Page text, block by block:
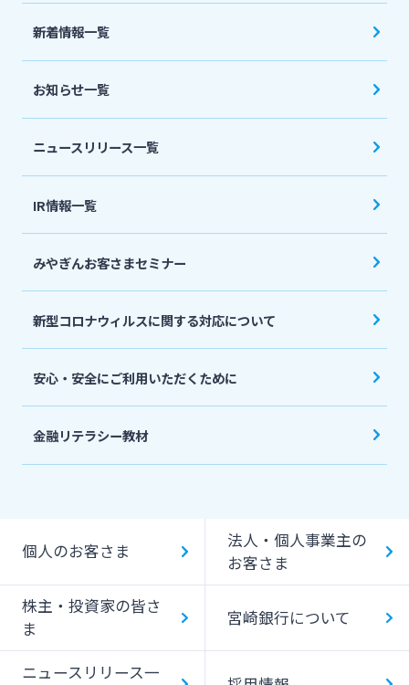
法人・個人事業主のお客さま
宮崎銀行について
ニュースリリース一覧
採用情報
お問い合わせ先一覧
新着情報一覧
お知らせ一覧
ニュースリリース一覧
IR情報一覧
みやぎんお客さまセミナー
新型コロナウィルスに関する対応について
安心・安全にご利用いただくために
金融リテラシー教材
個人のお客さま
法人・個人事業主の
お客さま
株主・投資家の皆さ
ま
宮崎銀行について
ニュースリリース一